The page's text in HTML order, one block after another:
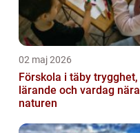
02 maj 2026
Förskola i täby trygghet,
lärande och vardag nära
naturen